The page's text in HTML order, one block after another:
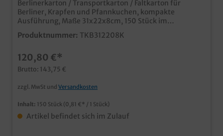
Berlinerkarton / Transportkarton / Faltkarton für
Berliner, Krapfen und Pfannkuchen, kompakte
Ausführung, Maße 31x22x8cm, 150 Stück im
UmkartonPraktische und stabile Transportlösung im
Bäckereibedarf und Konditoreibedarf kompakte
Größe der Krapfen ansprechendes Neutralmotiv, ideal
für die Faschingszeit umweltfreundliche Verpackung
aus Papier, natürlich lebensmittelecht ab einer Auflage
von 5000 Stück auch individuell bedruckbar fragen Sie
einfach unseren Kundenservice
Produktnummer: TKB312208K
120,80 €*
Brutto: 143,75 €
zzgl. MwSt und Versandkosten
Inhalt: 150 Stück (0,81 €* / 1 Stück)
Artikel befindet sich im Zulauf